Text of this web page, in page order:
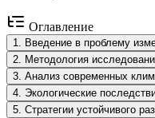
Оглавление
1. Введение в проблему
2. Методология
3. Анализ современных
4. Экологические
5. Стратегии устойчивого